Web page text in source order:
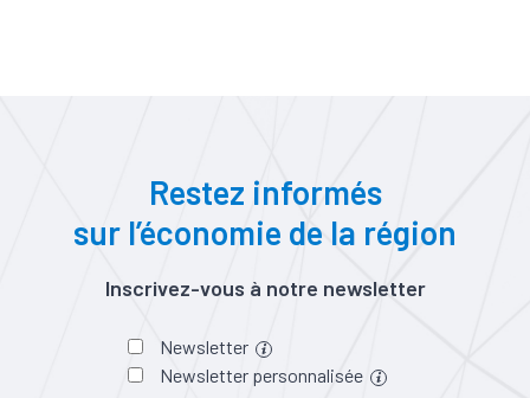
Restez informés
sur l’économie de la région
Inscrivez-vous à notre newsletter
Newsletter
Newsletter personnalisée